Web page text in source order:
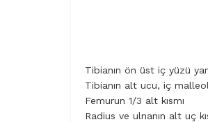
Tibianın ön üst iç yüzü
Tibianın alt ucu, iç
Femurun 1/3 alt kısmı
Radius ve ulnanın alt uç